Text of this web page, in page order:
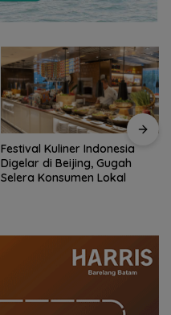
Festival Kuliner Indonesia
Digelar di Beijing, Gugah
Selera Konsumen Lokal